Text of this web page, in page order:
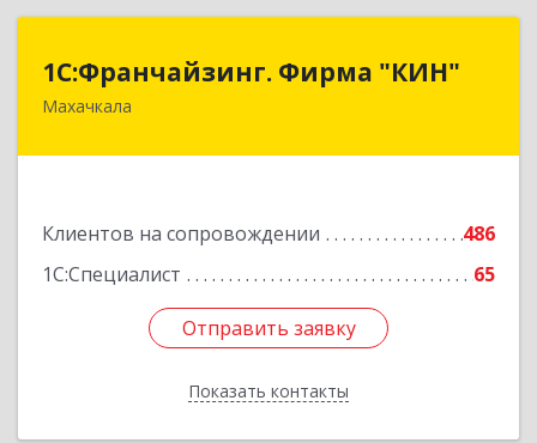
1С:Франчайзинг. Фирма "КИН"
Махачкала
Клиентов на сопровождении
486
1С:Специалист
65
Отправить заявку
Показать контакты
1С:Франчайзинг. Фирма "КИН"
367030, Дагестан Респ, Махачкала г, И.Казака
Отправить заявку
Назад